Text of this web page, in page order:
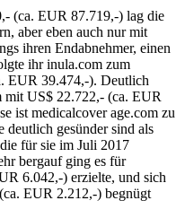
(ca. EUR 87.719,-) lag die
aber eben auch nur mit
ihren Endabnehmer, einen
ihr inula.com zum
EUR 39.474,-). Deutlich
mit US$ 22.722,- (ca. EUR
ist medicalcover age.com zu
gesünder sind als
für sie im Juli 2017
bergauf ging es für
6.042,-) erzielte, und sich
EUR 2.212,-) begnügt